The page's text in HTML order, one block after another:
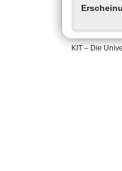
KIT – Die